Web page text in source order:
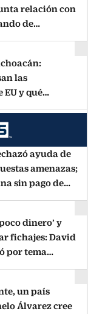
relación con
de
las
EU y qué
ayuda de
amenazas;
sin pago de
dinero’ y
fichajes: David
por tema
un país
Álvarez cree